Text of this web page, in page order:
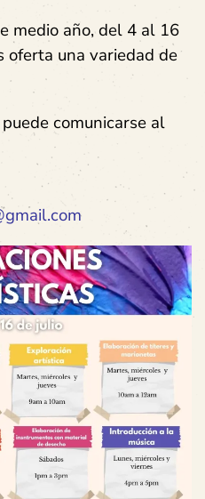
medio año, del 4 al 16
oferta una variedad de
comunicarse al